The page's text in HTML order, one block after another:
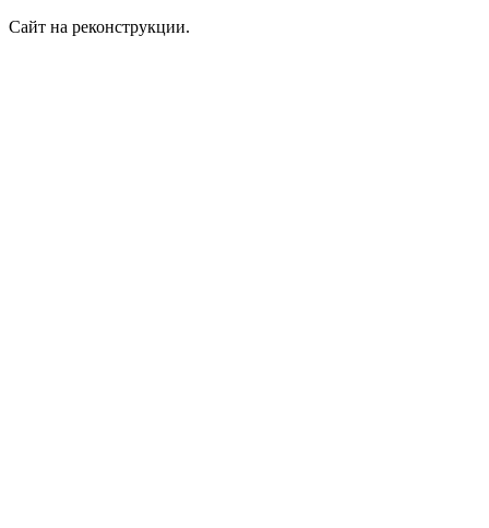
Сайт на реконструкции.